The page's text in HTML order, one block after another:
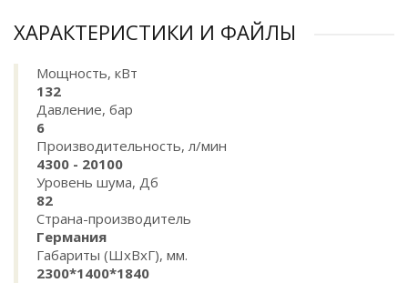
ХАРАКТЕРИСТИКИ И ФАЙЛЫ
Мощность, кВт
132
Давление, бар
6
Производительность, л/мин
4300 - 20100
Уровень шума, Дб
82
Страна-производитель
Германия
Габариты (ШхВхГ), мм.
2300*1400*1840